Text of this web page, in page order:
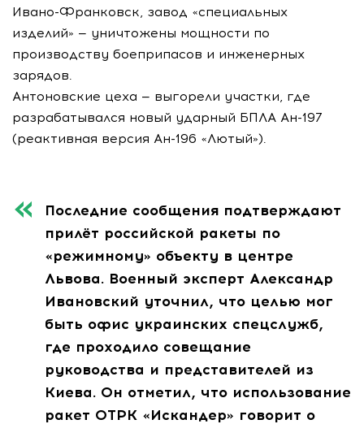
Ивано-Франковск, завод «специальных
изделий» — уничтожены мощности по
производству боеприпасов и инженерных
зарядов.
Антоновские цеха — выгорели участки, где
разрабатывался новый ударный БПЛА Ан-197
(реактивная версия Ан-196 «Лютый»).
Последние сообщения подтверждают
прилёт российской ракеты по
«режимному» объекту в центре
Львова. Военный эксперт Александр
Ивановский уточнил, что целью мог
быть офис украинских спецслужб,
где проходило совещание
руководства и представителей из
Киева. Он отметил, что использование
ракет ОТРК «Искандер» говорит о